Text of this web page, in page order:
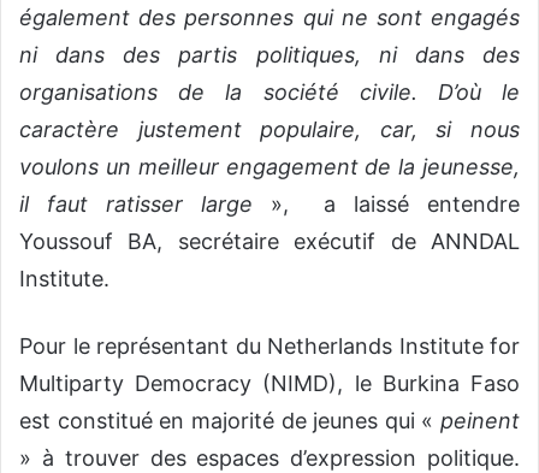
également des personnes qui ne sont engagés
ni dans des partis politiques, ni dans des
organisations de la société civile. D’où le
caractère justement populaire, car, si nous
voulons un meilleur engagement de la jeunesse,
il faut ratisser large »,
a laissé entendre
Youssouf BA, secrétaire exécutif de ANNDAL
Institute.
Pour le représentant du Netherlands Institute for
Multiparty Democracy (NIMD), le Burkina Faso
est constitué en majorité de jeunes qui « peinent
» à trouver des espaces d’expression politique.